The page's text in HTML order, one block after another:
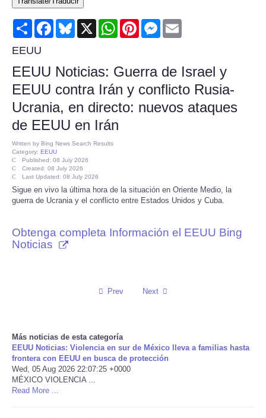
Consumer
Consumer Affairs Recalls
Food & Drug Recalls
Product Safety News
Health
Pets
Politics
Social
Sports
Share FacebookBluesky
X WhatsAppPinterestMessenger
EEUU
EEUU Noticias: Guerra de Israel y
EEUU contra Irán y conflicto Rusia-
Ucrania, en directo: nuevos ataques
de EEUU en Irán
Written by Bing News Search Results
Category: EEUU
Published: 08 July 2026
Created: 08 July 2026
Last Updated: 08 July 2026
Sigue en vivo la última hora de la situación en Oriente Medio, la
guerra de Ucrania y el conflicto entre Estados Unidos y Cuba.
Obtenga completa Información el EEUU Bing
Noticias
Prev Next
Más noticias de esta categoría
EEUU Noticias: Violencia en sur de México lleva a familias hasta
frontera con EEUU en busca de protección
Wed, 05 Aug 2026 22:07:25 +0000
MÉXICO VIOLENCIA ...
Read More ...